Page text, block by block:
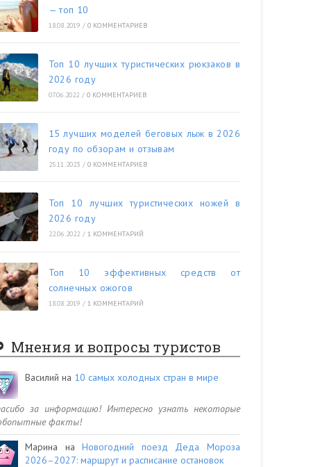
— топ 10
18.08.2019 / 0 КОММЕНТАРИЕВ
Топ 10 лучших туристических рюкзаков в
2026 году
07.06.2022 / 0 КОММЕНТАРИЕВ
15 лучших моделей беговых лыж в 2026
году по обзорам и отзывам
25.11.2023 / 0 КОММЕНТАРИЕВ
Топ 10 лучших туристических ножей в
2026 году
22.06.2022 / 1 КОММЕНТАРИЙ
Топ 10 эффективных средств от
солнечных ожогов
18.08.2019 / 1 КОММЕНТАРИЙ
Мнения и вопросы туристов
Василий на 10 самых холодных стран в мире
за информацию! Интересно узнать некоторые
факты!
Марина наНовогодний поезд Деда Мороза
2026–2027: маршрут и расписание остановок